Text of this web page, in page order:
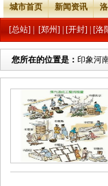
城市首页 新闻资讯
[总站] [郑州] [开封] [洛
您所在的位置是： 印象河